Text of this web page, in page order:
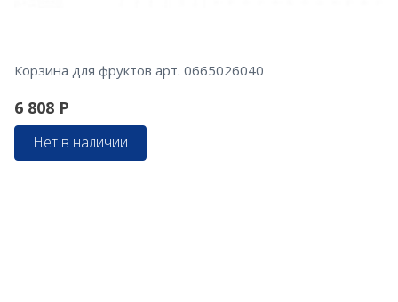
Корзина для фруктов арт. 0665026040
6 808 Р
Нет в наличии